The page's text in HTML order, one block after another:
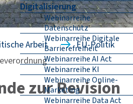
Digitalisierung
Webinarreihe
Datenschutz
Webinarreihe Digitale
Barrierefreiheit
Webinarreihe AI Act
Webinarreihe KI
Webinarreihe Online-
Marketing
Webinarreihe Data Act
Arbeit
EU-Politik
zur Revision